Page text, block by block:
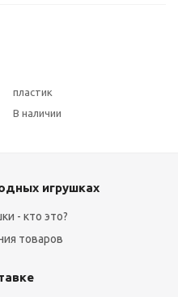
пластик
В наличии
игрушках
- кто это?
товаров